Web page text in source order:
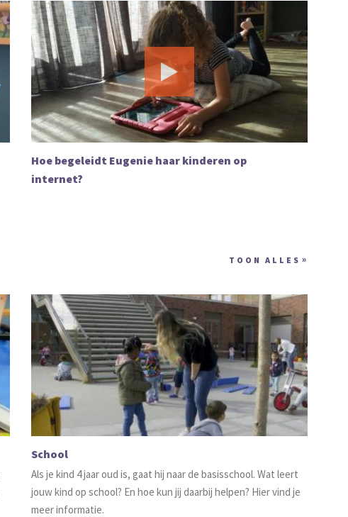
Hoe begeleidt Eugenie haar kinderen op
internet?
TOON ALLES
School
Als je kind 4 jaar oud is, gaat hij naar de basisschool. Wat leert
jouw kind op school? En hoe kun jij daarbij helpen? Hier vind je
meer informatie.